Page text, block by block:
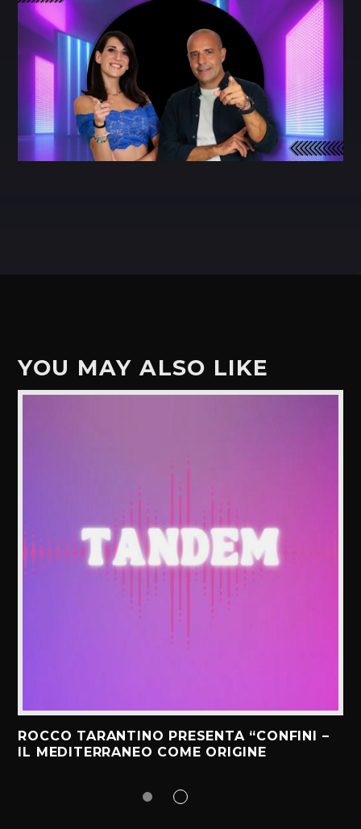
YOU MAY ALSO LIKE
ROCCO TARANTINO PRESENTA “CONFINI –
IL MEDITERRANEO COME ORIGINE